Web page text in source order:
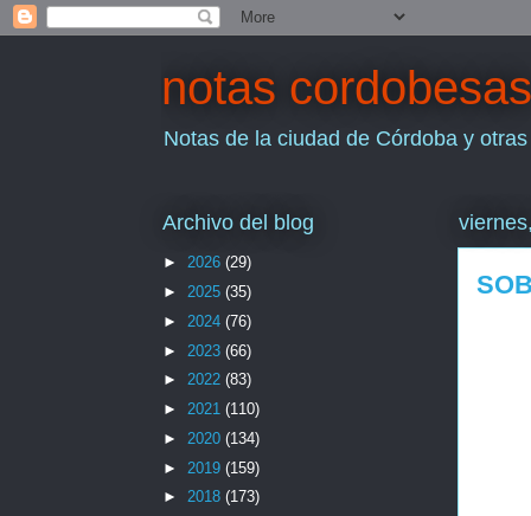
notas cordobesas
Notas de la ciudad de Córdoba y
Archivo del blog
► 2026 (29)
► 2025 (35)
► 2024 (76)
► 2023 (66)
► 2022 (83)
► 2021 (110)
► 2020 (134)
► 2019 (159)
► 2018 (173)